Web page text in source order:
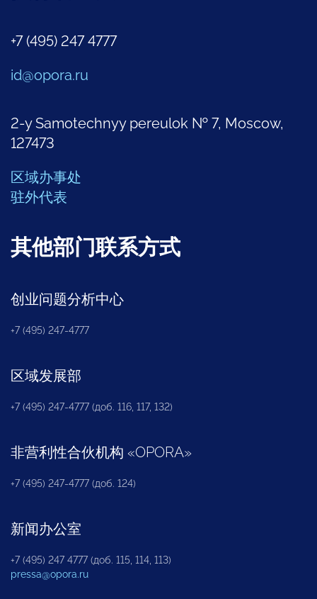
+7 (495) 247 4777
id@opora.ru
2-y Samotechnyy pereulok № 7, Moscow,
127473
区域办事处
驻外代表
其他部门联系方式
创业问题分析中心
+7 (495) 247-4777
区域发展部
+7 (495) 247-4777 (доб. 116, 117, 132)
非营利性合伙机构 «OPORA»
+7 (495) 247-4777 (доб. 124)
新闻办公室
+7 (495) 247 4777 (доб. 115, 114, 113)
pressa@opora.ru